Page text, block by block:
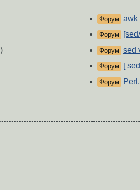
Форум awk
Форум
Форум sed
Форум [
Форум